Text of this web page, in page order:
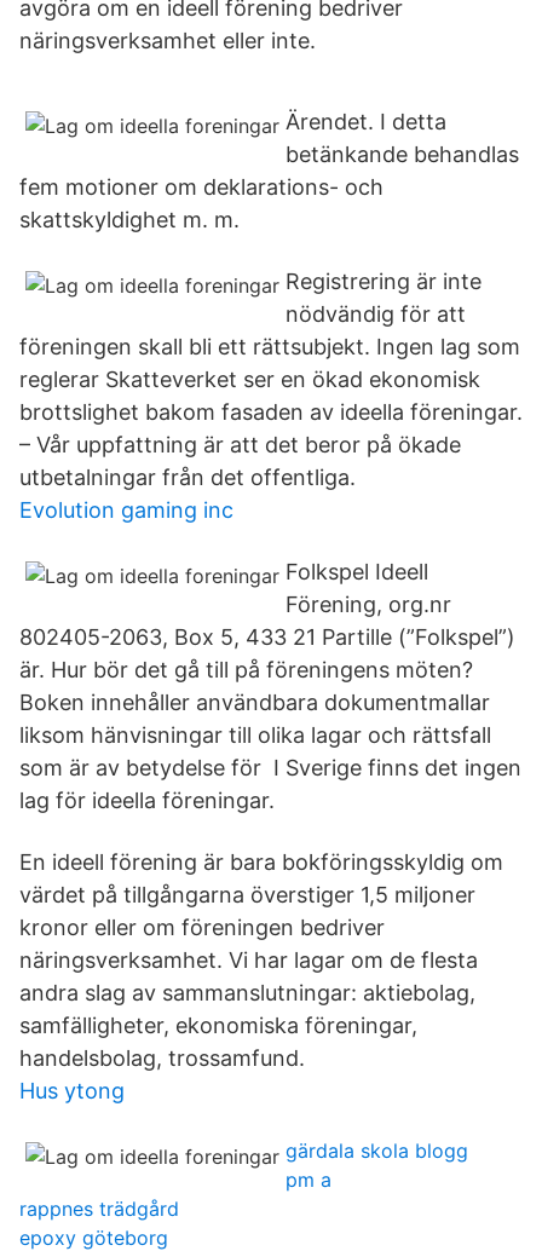
avgöra om en ideell förening bedriver
näringsverksamhet eller inte.
Ärendet. I detta
betänkande behandlas
fem motioner om deklarations- och
skattskyldighet m. m.
Registrering är inte
nödvändig för att
föreningen skall bli ett rättsubjekt. Ingen lag som
reglerar Skatteverket ser en ökad ekonomisk
brottslighet bakom fasaden av ideella föreningar.
– Vår uppfattning är att det beror på ökade
utbetalningar från det offentliga.
Evolution gaming inc
Folkspel Ideell
Förening, org.nr
802405-2063, Box 5, 433 21 Partille (”Folkspel”)
är. Hur bör det gå till på föreningens möten?
Boken innehåller användbara dokumentmallar
liksom hänvisningar till olika lagar och rättsfall
som är av betydelse för I Sverige finns det ingen
lag för ideella föreningar.
En ideell förening är bara bokföringsskyldig om
värdet på tillgångarna överstiger 1,5 miljoner
kronor eller om föreningen bedriver
näringsverksamhet. Vi har lagar om de flesta
andra slag av sammanslutningar: aktiebolag,
samfälligheter, ekonomiska föreningar,
handelsbolag, trossamfund.
Hus ytong
gärdala skola blogg
pm a
rappnes trädgård
epoxy göteborg